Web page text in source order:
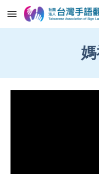
Skip to main content